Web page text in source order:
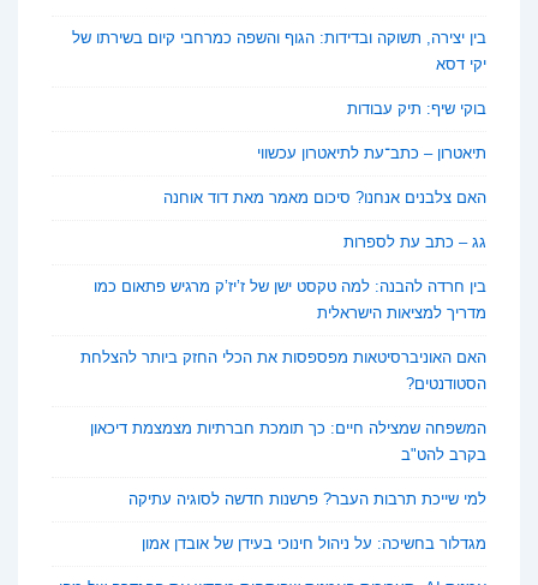
בין יצירה, תשוקה ובדידות: הגוף והשפה כמרחבי קיום בשירתו של
יקי דסא
בוקי שיף: תיק עבודות
תיאטרון – כתב־עת לתיאטרון עכשווי
האם צלבנים אנחנו? סיכום מאמר מאת דוד אוחנה
גג – כתב עת לספרות
בין חרדה להבנה: למה טקסט ישן של ז’יז’ק מרגיש פתאום כמו
מדריך למציאות הישראלית
האם האוניברסיטאות מפספסות את הכלי החזק ביותר להצלחת
הסטודנטים?
המשפחה שמצילה חיים: כך תומכת חברתיות מצמצמת דיכאון
בקרב להט"ב
למי שייכת תרבות העבר? פרשנות חדשה לסוגיה עתיקה
מגדלור בחשיכה: על ניהול חינוכי בעידן של אובדן אמון